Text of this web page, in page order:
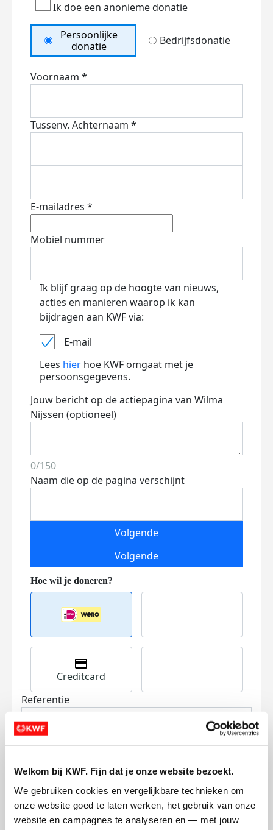
Welkom bij KWF. Fijn dat je onze website bezoekt.
We gebruiken cookies en vergelijkbare technieken om
onze website goed te laten werken, het gebruik van onze
website en campagnes te analyseren en — met jouw
Ik doe een anonieme donatie
Persoonlijke
donatie
Bedrijfsdonatie
Voornaam *
Tussenv. Achternaam *
E-mailadres *
Mobiel nummer
Ik blijf graag op de hoogte van nieuws,
acties en manieren waarop ik kan
bijdragen aan KWF via:
E-mail
Lees hier hoe KWF omgaat met je
persoonsgegevens.
Jouw bericht op de actiepagina van Wilma
Nijssen (optioneel)
0/150
Naam die op de pagina verschijnt
Volgende
Volgende
Creditcard
Referentie
Ik wil bijdragen aan de transactiekosten